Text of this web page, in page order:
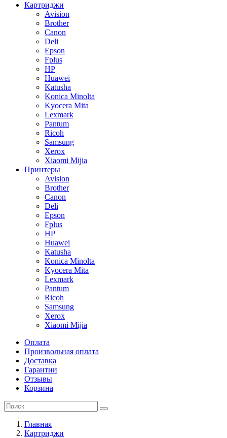
Картриджи
Avision
Brother
Canon
Deli
Epson
Fplus
HP
Huawei
Katusha
Konica Minolta
Kyocera Mita
Lexmark
Pantum
Ricoh
Samsung
Xerox
Xiaomi Mijia
Принтеры
Avision
Brother
Canon
Deli
Epson
Fplus
HP
Huawei
Katusha
Konica Minolta
Kyocera Mita
Lexmark
Pantum
Ricoh
Samsung
Xerox
Xiaomi Mijia
Оплата
Произвольная оплата
Доставка
Гарантии
Отзывы
Корзина
Главная
Картриджи